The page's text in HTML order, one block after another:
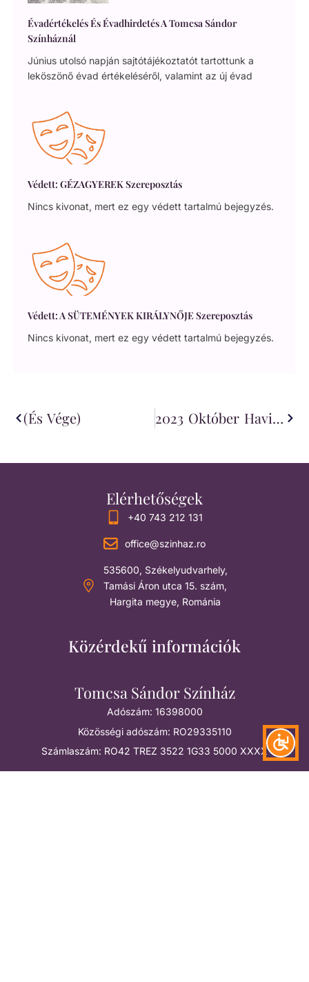
Évadértékelés És Évadhirdetés A Tomcsa Sándor
Színháznál
Június utolsó napján sajtótájékoztatót tartottunk a
leköszönő évad értékeléséről, valamint az új évad
Védett: GÉZAGYEREK Szereposztás
Nincs kivonat, mert ez egy védett tartalmú bejegyzés.
Védett: A SÜTEMÉNYEK KIRÁLYNŐJE Szereposztás
Nincs kivonat, mert ez egy védett tartalmú bejegyzés.
(és Vége) 2023 Október Havi Program
Elérhetőségek
+40 743 212 131
office@szinhaz.ro
535600, Székelyudvarhely,
Tamási Áron utca 15. szám,
Hargita megye, Románia
Közérdekű információk
Tomcsa Sándor Színház
Adószám: 16398000
Közösségi adószám: RO29335110
Számlaszám: RO42 TREZ 3522 1G33 5000 XXXX